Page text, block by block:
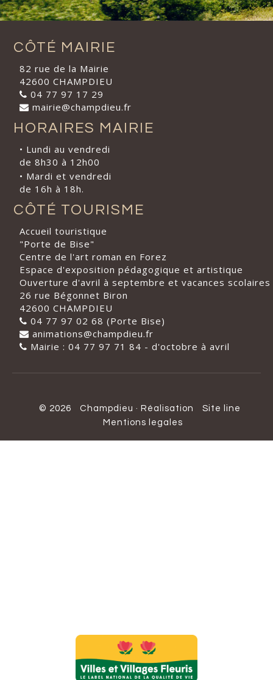
CÔTÉ MAIRIE
82 rue de la Mairie
42600 CHAMPDIEU
04 77 97 17 29
mairie@champdieu.fr
HORAIRES MAIRIE
• Lundi au vendredi
de 8h30 à 12h00
• Mardi et vendredi
de 16h à 18h.
CÔTÉ TOURISME
Accueil touristique
"Porte de Bise"
Centre de l'art roman en Forez
Espace d'exposition pédagogique et artistique
Ouverture d'avril à septembre et vacances scolaires
26 rue Bégonnet Biron
42600 CHAMPDIEU
04 77 97 02 68 (Porte Bise)
animations@champdieu.fr
Mairie : 04 77 97 71 84 - d'octobre à avril
© 2026 Champdieu · Réalisation
Site line
Mentions legales